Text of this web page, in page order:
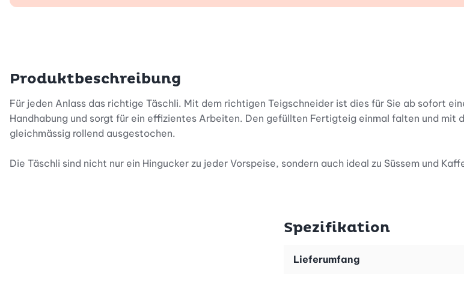
Produktbeschreibung
Für jeden Anlass das richtige Täschli. Mit dem richtigen Teigschneider ist dies für Sie ab sofort
Handhabung und sorgt für ein effizientes Arbeiten. Den gefüllten Fertigteig einmal falten und mit
gleichmässig rollend ausgestochen.
Die Täschli sind nicht nur ein Hingucker zu jeder Vorspeise, sondern auch ideal zu Süssem und
Spezifikation
Lieferumfang